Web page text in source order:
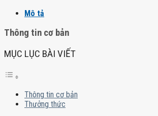
Mô tả
Thông tin cơ bản
MỤC LỤC BÀI VIẾT
Thông tin cơ bản
Thưởng thức